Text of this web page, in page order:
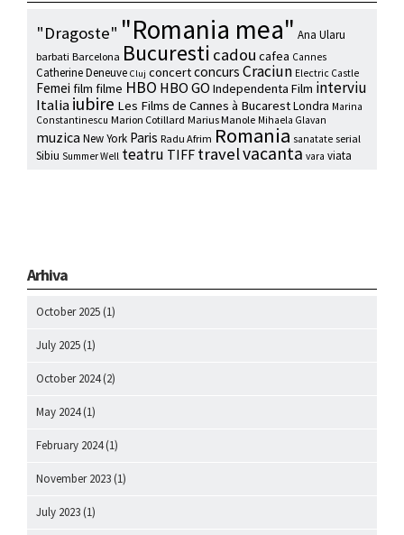
"Dragoste" "Romania mea" Ana Ularu
barbati Barcelona Bucuresti cadou cafea Cannes
Catherine Deneuve Cluj concertconcurs Craciun Electric Castle
Femei film filme HBO HBO GO Independenta Film interviu
Italiaiubire Les Films de Cannes à BucarestLondra Marina
Constantinescu Marion Cotillard Marius Manole Mihaela Glavan
muzica New York Paris Radu Afrim Romania sanatate serial
Sibiu Summer Well teatru TIFF travelvacanta vara viata
Arhiva
October 2025 (1)
July 2025 (1)
October 2024(2)
May 2024(1)
February 2024(1)
November 2023 (1)
July 2023 (1)